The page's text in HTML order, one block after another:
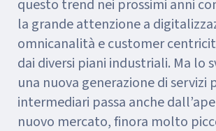
questo trend nei prossimi anni
la grande attenzione a
omnicanalità e customer
dai diversi piani industriali. Ma lo
una nuova generazione di servizi
intermediari passa anche
nuovo mercato, finora molto